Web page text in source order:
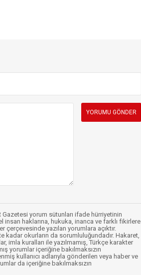
Gazetesi yorum sütunları ifade hürriyetinin
insan haklarına, hukuka, inanca ve farklı fikirlere
yazılan yorumlara açıktır.
kadar okurların da sorumluluğundadır. Hakaret,
imla kuralları ile yazılmamış, Türkçe karakter
yorumlar içeriğine bakılmaksızın
kullanıcı adlarıyla gönderilen veya haber ve
da içeriğine bakılmaksızın